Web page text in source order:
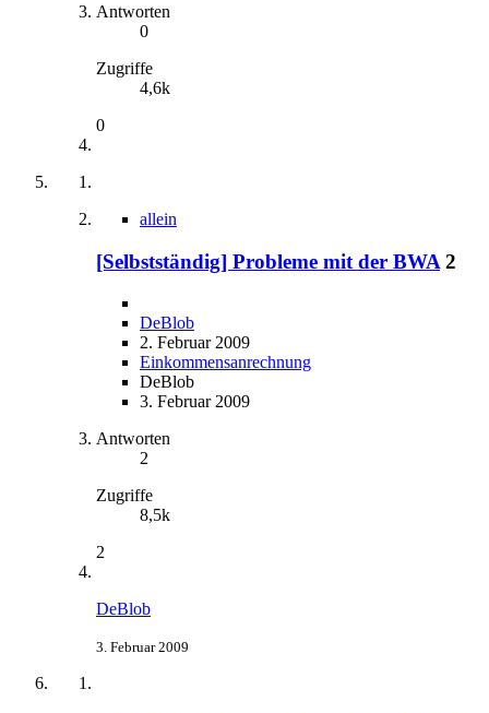
Antworten
0
Zugriffe
4,6k
0
allein
[Selbstständig] Probleme mit der BWA 2
DeBlob
2. Februar 2009
Einkommensanrechnung
DeBlob
3. Februar 2009
Antworten
2
Zugriffe
8,5k
2
DeBlob
3. Februar 2009